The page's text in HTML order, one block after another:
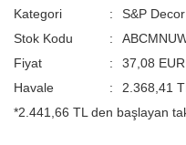
Kategori
S&P
Stok Kodu
Fiyat
37,08
Havale
2.368,41
*2.441,66 TL den başlayan